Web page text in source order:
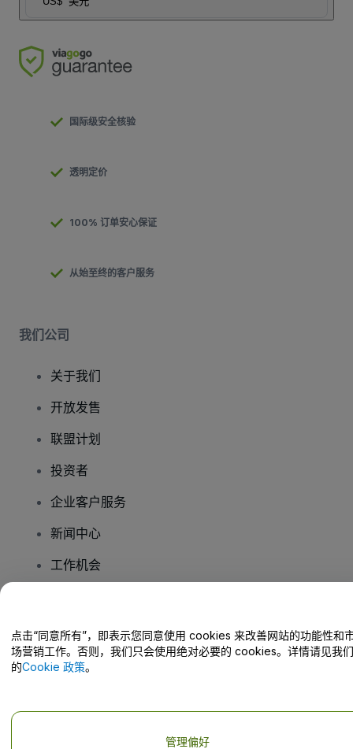
国际级安全核验
透明定价
100% 订单安心保证
从始至终的客户服务
我们公司
关于我们
开放发售
联盟计划
投资者
企业客户服务
新闻中心
工作机会
帮助中心 / 联系我们
点击“同意所有”，即表示您同意使用 cookies 来改善网站的功能性和
场营销工作。否则，我们只会使用绝对必要的 cookies。详情请见我们
的Cookie 政策。
管理偏好